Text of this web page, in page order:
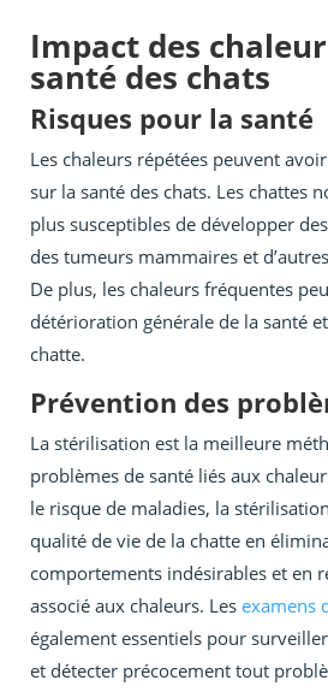
Impact des
santé des chats
Risques pour la santé
Les chaleurs répétées peuvent
sur la santé des chats. Les chattes
plus susceptibles de développer
des tumeurs mammaires et
De plus, les chaleurs fréquentes
détérioration générale de la santé
chatte.
Prévention des
La stérilisation est la meilleure
problèmes de santé liés aux
le risque de maladies, la
qualité de vie de la chatte en
comportements indésirables et en
associé aux chaleurs. Les examens
également essentiels pour
et détecter précocement tout